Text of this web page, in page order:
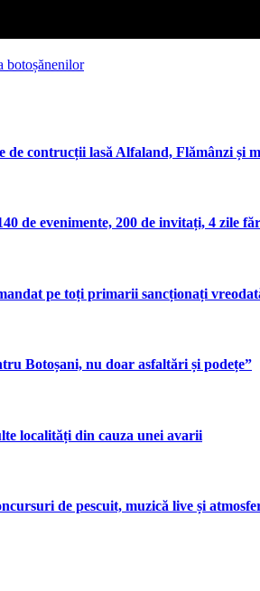
botoșănenilor
de contrucții lasă Alfaland, Flămânzi și
de evenimente, 200 de invitați, 4 zile
pe toți primarii sancționați
Botoșani, nu doar asfaltări și podețe”
localități din cauza unei avarii
de pescuit, muzică live și